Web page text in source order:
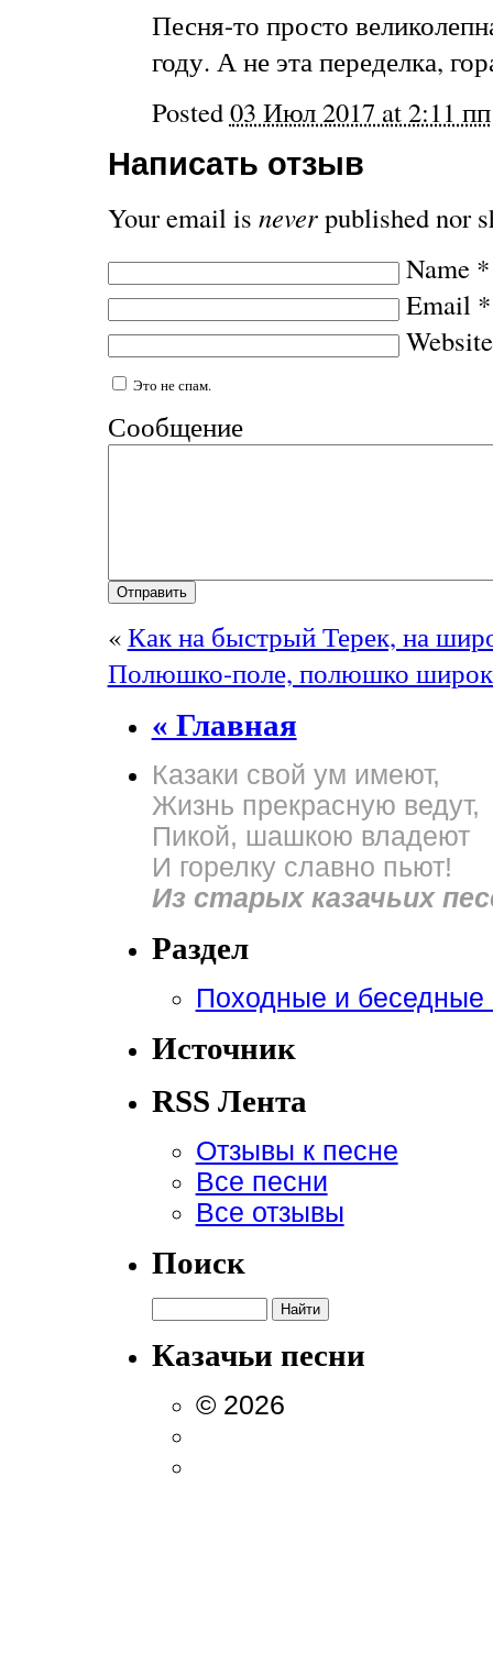
Песня-то просто
году. А не эта переделка,
Posted03 Июл 2017 at 2:11 пп
Написать отзыв
Your email is neverpublished nor
Name *
Email *
Website
Это не спам.
Сообщение
«Как на быстрый Терек, на
Полюшко-поле, полюшко
« Главная
Казаки свой ум имеют,
Жизнь прекрасную ведут,
Пикой, шашкою владеют
И горелку славно пьют!
Из старых казачьих
Раздел
Походные и беседные
Источник
RSS Лента
Отзывы к песне
Все песни
Все отзывы
Поиск
Казачьи песни
© 2026